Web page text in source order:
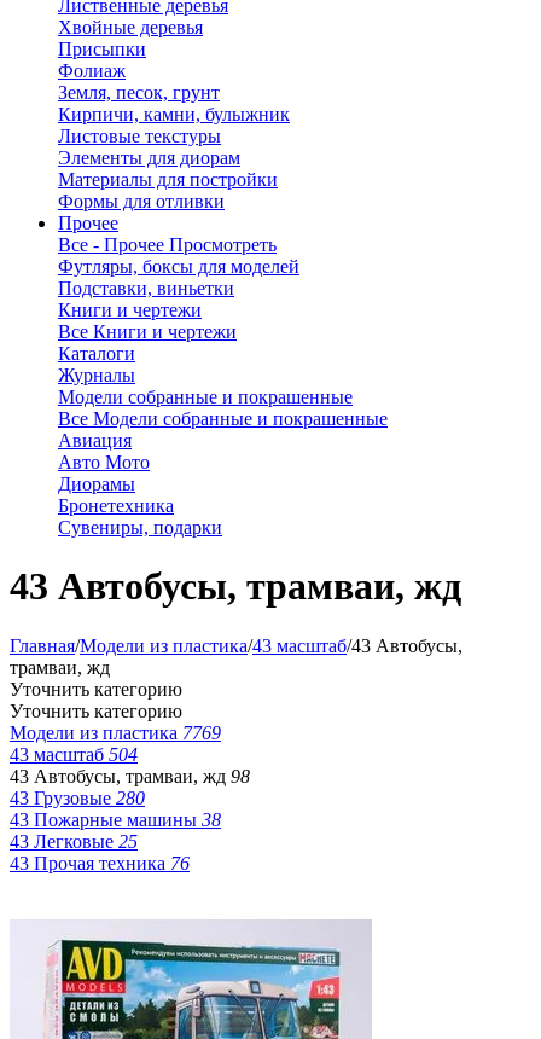
Лиственные деревья
Хвойные деревья
Присыпки
Фолиаж
Земля, песок, грунт
Кирпичи, камни, булыжник
Листовые текстуры
Элементы для диорам
Материалы для постройки
Формы для отливки
Прочее
Все - Прочее Просмотреть
Футляры, боксы для моделей
Подставки, виньетки
Книги и чертежи
Все Книги и чертежи
Каталоги
Журналы
Модели собранные и покрашенные
Все Модели собранные и покрашенные
Авиация
Авто Мото
Диорамы
Бронетехника
Сувениры, подарки
43 Автобусы, трамваи, жд
Главная/Модели из пластика/43 масштаб/43 Автобусы,
трамваи, жд
Уточнить категорию
Уточнить категорию
Модели из пластика 7769
43 масштаб 504
43 Автобусы, трамваи, жд 98
43 Грузовые 280
43 Пожарные машины 38
43 Легковые 25
43 Прочая техника 76